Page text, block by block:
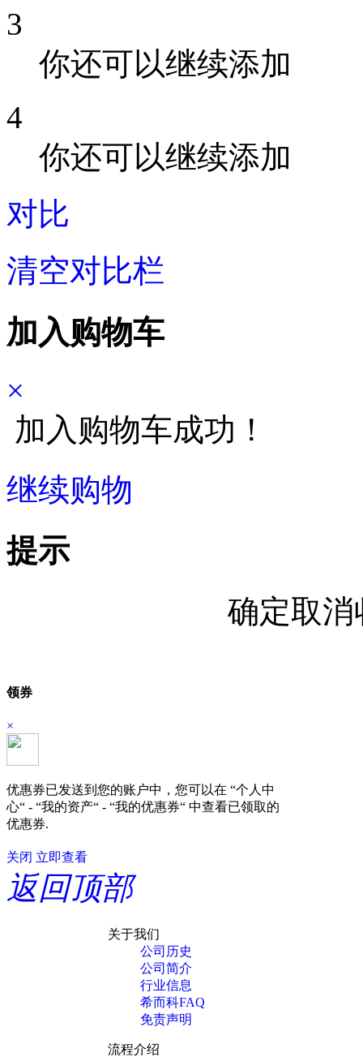
3
你还可以继续添加
4
你还可以继续添加
对比
清空对比栏
加入购物车
×
加入购物车成功！
继续购物
提示
确定取
领券
×
优惠券已发送到您的账户中，您可以在 “个人中
心“ - “我的资产“ - “我的优惠券“ 中查看已领取的
优惠券.
关闭 立即查看
返回顶部
关于我们
公司历史
公司简介
行业信息
希而科FAQ
免责声明
流程介绍